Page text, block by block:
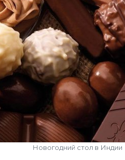
Новогодний стол в Индии